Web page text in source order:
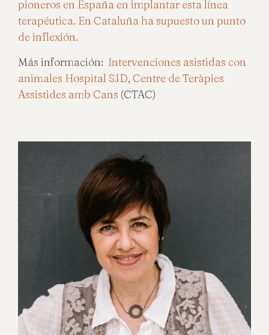
pioneros en España en implantar esta línea
terapéutica. En Cataluña ha supuesto un punto
de inflexión.
Más información: Intervenciones asistidas con
animales Hospital SJD, Centre de Teràpies
Assistides amb Cans (CTAC)